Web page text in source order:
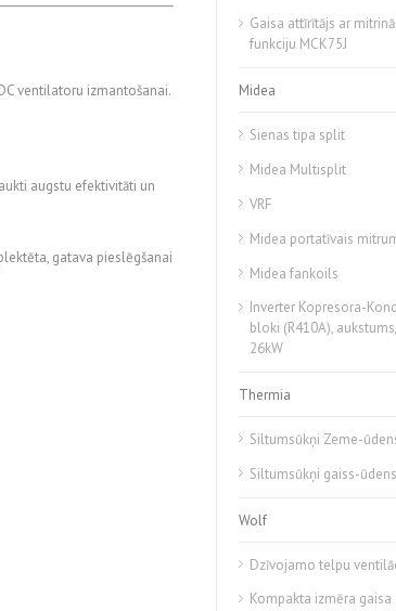
ventilatoru izmantošanai.
augstu efektivitāti un
gatava pieslēgšanai
Gaisa attīrītājs ar
funkciju MCK75J
Midea
Sienas tipa split
Midea Multisplit
VRF
Midea portatīvais
Midea fankoils
Inverter Kopresora-
bloki (R410A),
26kW
Thermia
Siltumsūkņi Zeme-
Siltumsūkņi gaiss-ūdens
Wolf
Dzīvojamo telpu
Kompakta izmēra gaisa